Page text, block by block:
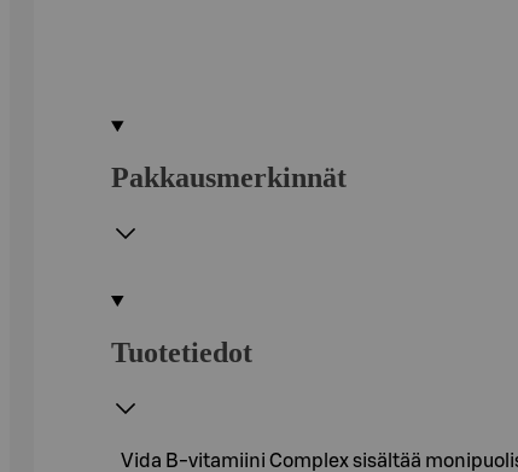
Pakkausmerkinnät
Tuotetiedot
Vida B-vitamiini Complex sisältää